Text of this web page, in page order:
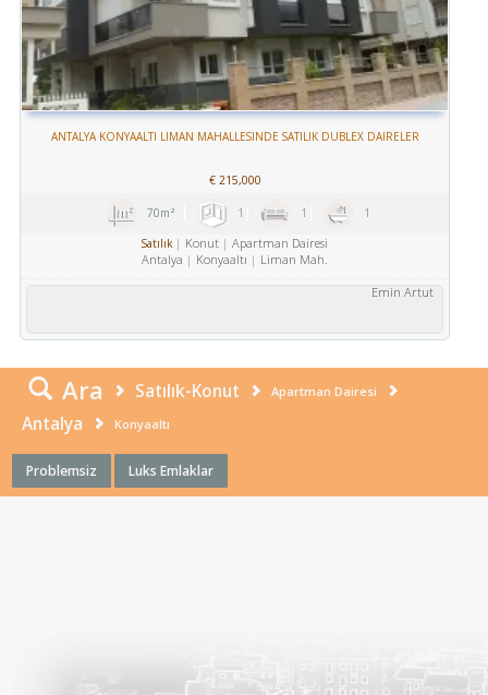
ANTALYA KONYAALTI LIMAN MAHALLESINDE SATILIK DUBLEX DAIRELER
€215,000
70m² 1 1 1
Satılık Konut
Apartman Dairesi
Antalya
Konyaaltı
Liman Mah.
Emin Artut
Ara Satılık-Konut Apartman Dairesi
Antalya Konyaaltı
Problemsiz Luks Emlaklar